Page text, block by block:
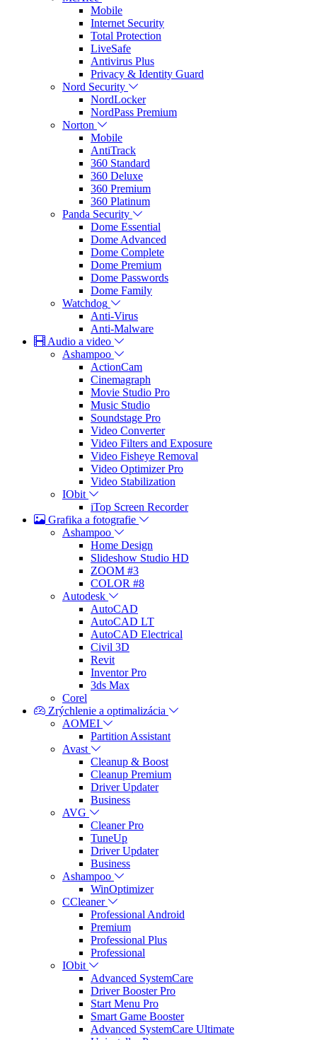
Mobile
Internet Security
Total Protection
LiveSafe
Antivirus Plus
Privacy & Identity Guard
Nord Security
NordLocker
NordPass Premium
Norton
Mobile
AntiTrack
360 Standard
360 Deluxe
360 Premium
360 Platinum
Panda Security
Dome Essential
Dome Advanced
Dome Complete
Dome Premium
Dome Passwords
Dome Family
Watchdog
Anti-Virus
Anti-Malware
Audio a video
Ashampoo
ActionCam
Cinemagraph
Movie Studio Pro
Music Studio
Soundstage Pro
Video Converter
Video Filters and Exposure
Video Fisheye Removal
Video Optimizer Pro
Video Stabilization
IObit
iTop Screen Recorder
Grafika a fotografie
Ashampoo
Home Design
Slideshow Studio HD
ZOOM #3
COLOR #8
Autodesk
AutoCAD
AutoCAD LT
AutoCAD Electrical
Civil 3D
Revit
Inventor Pro
3ds Max
Corel
Zrýchlenie a optimalizácia
AOMEI
Partition Assistant
Avast
Cleanup & Boost
Cleanup Premium
Driver Updater
Business
AVG
Cleaner Pro
TuneUp
Driver Updater
Business
Ashampoo
WinOptimizer
CCleaner
Professional Android
Premium
Professional Plus
Professional
IObit
Advanced SystemCare
Driver Booster Pro
Start Menu Pro
Smart Game Booster
Advanced SystemCare Ultimate